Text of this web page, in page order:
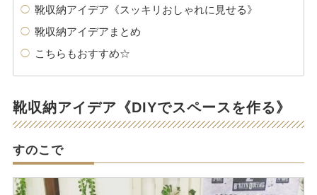
靴収納アイデア《スッキリおしゃれに見せる》
靴収納アイデアまとめ
こちらもおすすめ☆
靴収納アイデア《DIYでスペースを作る》
すのこで